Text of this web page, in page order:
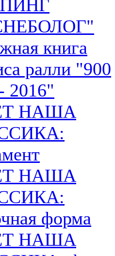
книга
ралли "900
2016"
НАША
НАША
форма
НАША